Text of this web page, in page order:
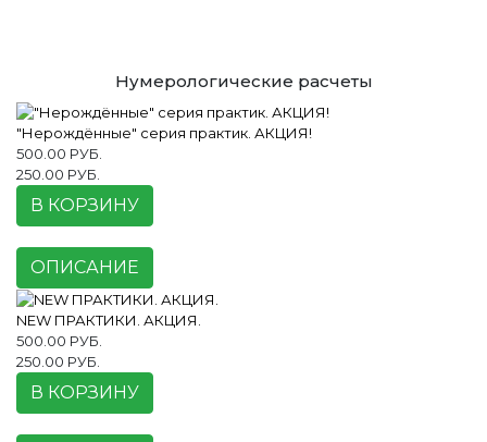
Нумерологические расчеты
"Нерождённые" серия практик. АКЦИЯ!
500.00 РУБ.
250.00 РУБ.
В КОРЗИНУ
ОПИСАНИЕ
NEW ПРАКТИКИ. АКЦИЯ.
500.00 РУБ.
250.00 РУБ.
В КОРЗИНУ